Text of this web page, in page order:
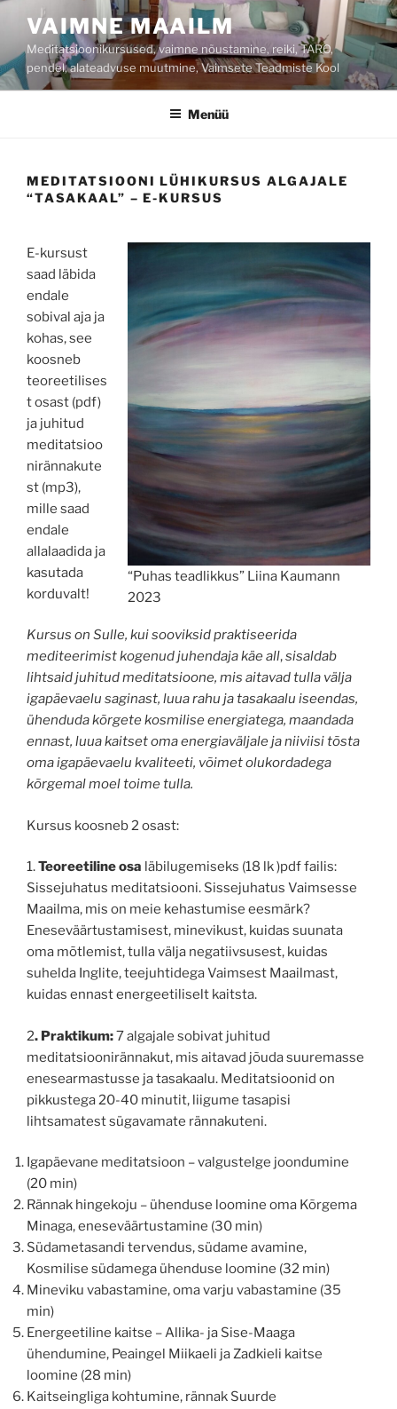
juurde
VAIMNE MAAILM
Meditatsioonikursused, vaimne nõustamine, reiki, TARO,
pendel, alateadvuse muutmine, Vaimsete Teadmiste Kool
Menüü
MEDITATSIOONI LÜHIKURSUS ALGAJALE
“TASAKAAL” – E-KURSUS
“Puhas teadlikkus” Liina Kaumann
2023
E-kursust
saad läbida
endale
sobival aja ja
kohas, see
koosneb
teoreetilises
t osast (pdf)
ja juhitud
meditatsioo
nirännakute
st (mp3),
mille saad
endale
allalaadida ja
kasutada
korduvalt!
Kursus on Sulle, kui sooviksid praktiseerida
mediteerimist kogenud juhendaja käe all,sisaldab
lihtsaid juhitud meditatsioone, mis aitavad tulla välja
igapäevaelu saginast, luua rahu ja tasakaalu iseendas,
ühenduda kõrgete kosmilise energiatega, maandada
ennast, luua kaitset oma energiaväljale ja niiviisi tõsta
oma igapäevaelu kvaliteeti, võimet olukordadega
kõrgemal moel toime tulla.
Kursus koosneb 2 osast:
1.Teoreetiline osa läbilugemiseks (18 lk )pdf failis:
Sissejuhatus meditatsiooni. Sissejuhatus Vaimsesse
Maailma, mis on meie kehastumise eesmärk?
Eneseväärtustamisest, minevikust, kuidas suunata
oma mõtlemist, tulla välja negatiivsusest, kuidas
suhelda Inglite, teejuhtidega Vaimsest Maailmast,
kuidas ennast energeetiliselt kaitsta.
2. Praktikum:7 algajale sobivat juhitud
meditatsioonirännakut, mis aitavad jõuda suuremasse
enesearmastusse ja tasakaalu. Meditatsioonid on
pikkustega 20-40 minutit, liigume tasapisi
lihtsamatest sügavamate rännakuteni.
Igapäevane meditatsioon – valgustelge joondumine
(20 min)
Rännak hingekoju – ühenduse loomine oma Kõrgema
Minaga, eneseväärtustamine (30 min)
Südametasandi tervendus, südame avamine,
Kosmilise südamega ühenduse loomine (32 min)
Mineviku vabastamine, oma varju vabastamine (35
min)
Energeetiline kaitse – Allika- ja Sise-Maaga
ühendumine, Peaingel Miikaeli ja Zadkieli kaitse
loomine (28 min)
Kaitseingliga kohtumine, rännak Suurde